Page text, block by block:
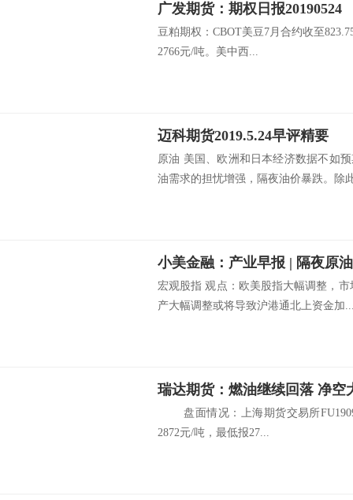
广发期货：期权日报20190524
豆粕期权：CBOT美豆7月合约收至
2766元/吨。美中西...
迈科期货2019.5.24早评精要
原油 美国、欧洲和日本经济数据不如
油需求的担忧增强，隔夜油价暴跌。除
宏观股指 观点：欧美股指大幅调整，
产大幅调整或将导致沪港通北上资金加
瑞达期货：燃油继续回落 净空
盘面情况：上海期货交易所
2872元/吨，最低报27...